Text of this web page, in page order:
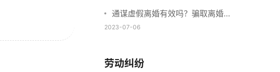
通谋虚假离婚有效吗？骗取离婚证
是违法行为吗？
2023-07-06
劳动纠纷